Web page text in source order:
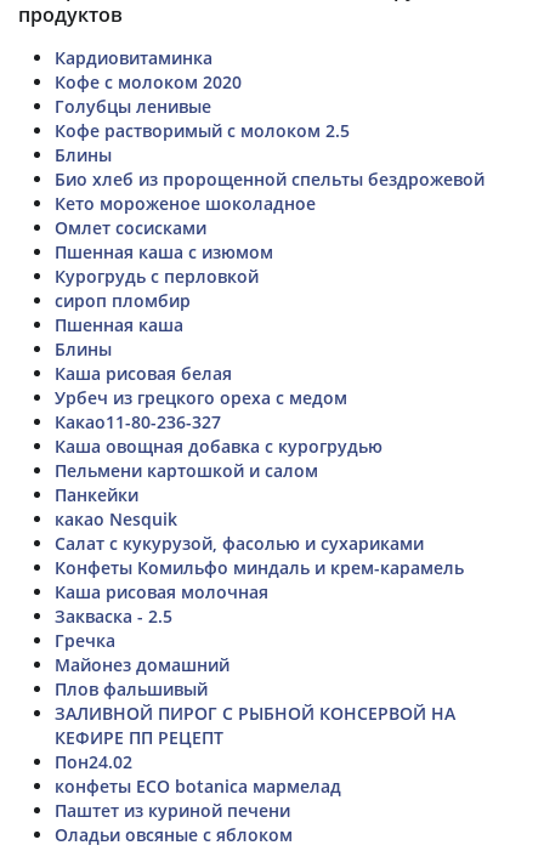
продуктов
Кардиовитаминка
Кофе с молоком 2020
Голубцы ленивые
Кофе растворимый с молоком 2.5
Блины
Био хлеб из пророщенной спельты бездрожевой
Кето мороженое шоколадное
Омлет сосисками
Пшенная каша с изюмом
Курогрудь с перловкой
сироп пломбир
Пшенная каша
Блины
Каша рисовая белая
Урбеч из грецкого ореха с медом
Какао11-80-236-327
Каша овощная добавка с курогрудью
Пельмени картошкой и салом
Панкейки
какао Nesquik
Салат с кукурузой, фасолью и сухариками
Конфеты Комильфо миндаль и крем-карамель
Каша рисовая молочная
Закваска - 2.5
Гречка
Майонез домашний
Плов фальшивый
ЗАЛИВНОЙ ПИРОГ С РЫБНОЙ КОНСЕРВОЙ НА
КЕФИРЕ ПП РЕЦЕПТ
Пон24.02
конфеты ECO botanica мармелад
Паштет из куриной печени
Оладьи овсяные с яблоком